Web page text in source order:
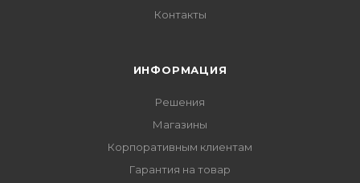
Контакты
ИНФОРМАЦИЯ
Решения
Магазины
Корпоративным клиентам
Гарантия на товар